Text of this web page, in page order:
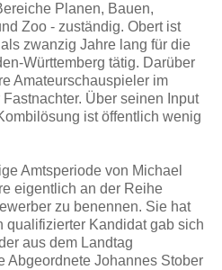
Planen, Bauen,
Zoo - zuständig. Obert ist
zwanzig Jahre lang für die
Württemberg tätig. Darüber
Amateurschauspieler im
Über seinen Input
ist öffentlich wenig
Amtsperiode von Michael
eigentlich an der Reihe
zu benennen. Sie hat
qualifizierter Kandidat gab sich
aus dem Landtag
Abgeordnete Johannes Stober